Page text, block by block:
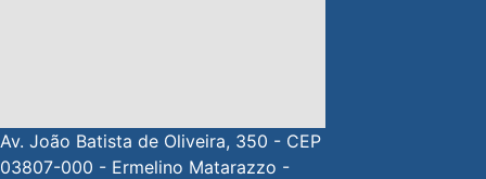
Av. João Batista de Oliveira, 350 - CEP
03807-000 - Ermelino Matarazzo -